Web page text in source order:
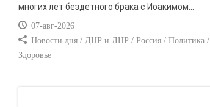
многих лет бездетного брака с Иоакимом...
07-авг-2026
Новости дня / ДНР и ЛНР / Россия / Политика /
Здоровье